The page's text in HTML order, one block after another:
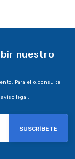
nuestro
Para ello, consulte
legal.
SUSCRÍBETE